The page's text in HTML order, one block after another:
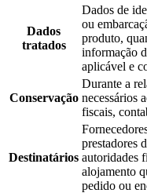
Dados
tratados
Dados de
ou
produto,
informação
aplicável e
Conservação
Durante a
necessários
fiscais,
Destinatários
prestadores
autoridades
alojamento
pedido ou